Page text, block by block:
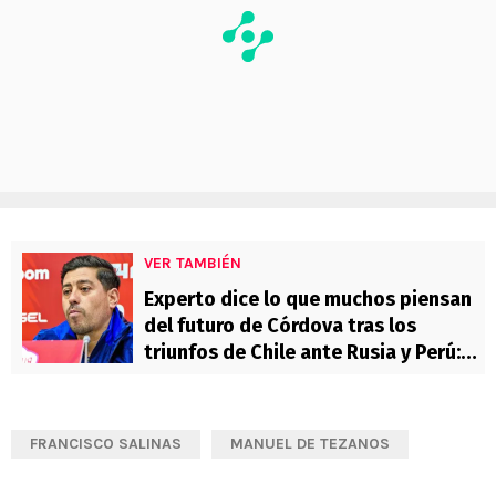
VER TAMBIÉN
Experto dice lo que muchos piensan
del futuro de Córdova tras los
triunfos de Chile ante Rusia y Perú:
FRANCISCO SALINAS MANUEL DE TEZANOS